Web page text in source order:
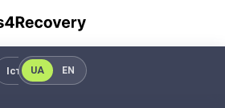
Історії успіху
UA EN